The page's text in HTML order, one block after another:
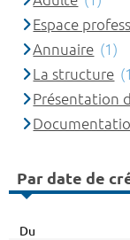
Espace
Annuaire (1)
La structure
Présentation
Par date de
Du